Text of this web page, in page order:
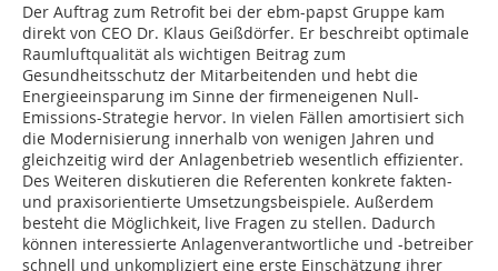
Der Auftrag zum Retrofit bei der ebm-papst Gruppe kam
direkt von CEO Dr. Klaus Geißdörfer. Er beschreibt optimale
Raumluftqualität als wichtigen Beitrag zum
Gesundheitsschutz der Mitarbeitenden und hebt die
Energieeinsparung im Sinne der firmeneigenen Null-
Emissions-Strategie hervor. In vielen Fällen amortisiert sich
die Modernisierung innerhalb von wenigen Jahren und
gleichzeitig wird der Anlagenbetrieb wesentlich effizienter.
Des Weiteren diskutieren die Referenten konkrete fakten-
und praxisorientierte Umsetzungsbeispiele. Außerdem
besteht die Möglichkeit, live Fragen zu stellen. Dadurch
können interessierte Anlagenverantwortliche und -betreiber
schnell und unkompliziert eine erste Einschätzung ihrer